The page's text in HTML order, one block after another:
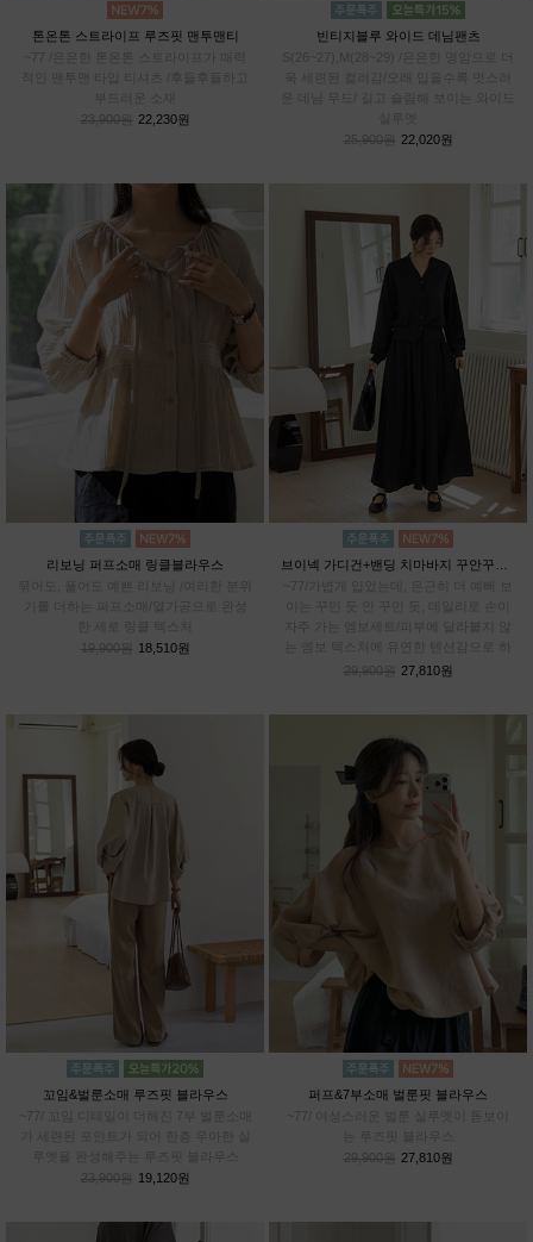
톤온톤 스트라이프 루즈핏 맨투맨티
~77 /은은한 톤온톤 스트라이프가 매력
적인 맨투맨 타입 티셔츠 /후들후들하고
부드러운 소재
23,900원 22,230원
빈티지블루 와이드 데님팬츠
S(26~27),M(28~29) /은은한 명암으로 더
욱 세련된 컬러감/오래 입을수록 멋스러
실루엣
25,900원 22,020원
리보닝 퍼프소매 링클블라우스
묶어도, 풀어도 예쁜 리보닝 /여리한 분위
기를 더하는 퍼프소매/열가공으로 완성
한 세로 링클 텍스처
19,900원 18,510원
~77/가볍게 입었는데, 은근히 더 예뻐 보
자주 가는 엠보세트/피부에 달라붙지 않
는 엠보 텍스처에 유연한 텐션감으로 하
루종일 편안하게
29,900원 27,810원
꼬임&벌룬소매 루즈핏 블라우스
~77/ 꼬임 디테일이 더해진 7부 벌룬소매
가 세련된 포인트가 되어 한층 우아한 실
루엣을 완성해주는 루즈핏 블라우스
23,900원
19,120원
퍼프&7부소매 벌룬핏 블라우스
~77/ 여성스러운 벌룬 실루엣이 돋보이
는 루즈핏 블라우스
29,900원 27,810원